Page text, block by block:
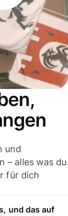
und
– alles was du
für dich
und das auf